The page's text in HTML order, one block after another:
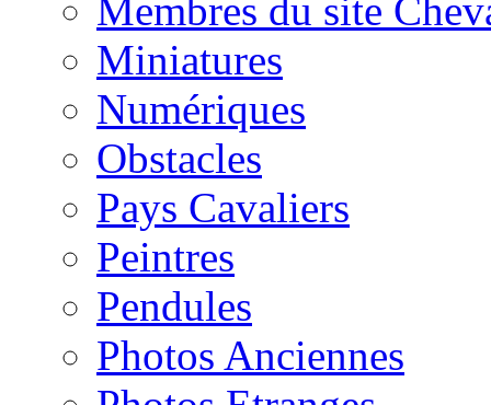
Membres du site
Miniatures
Numériques
Obstacles
Pays Cavaliers
Peintres
Pendules
Photos Anciennes